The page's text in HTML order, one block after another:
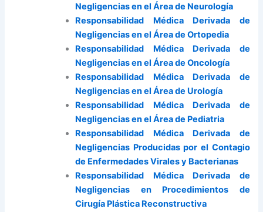
Negligencias en el Área de Neurología
Responsabilidad Médica Derivada de
Negligencias en el Área de Ortopedia
Responsabilidad Médica Derivada de
Negligencias en el Área de Oncología
Responsabilidad Médica Derivada de
Negligencias en el Área de Urología
Responsabilidad Médica Derivada de
Negligencias en el Área de Pediatria
Responsabilidad Médica Derivada de
Negligencias Producidas por el Contagio
de Enfermedades Virales y Bacterianas
Responsabilidad Médica Derivada de
Negligencias en Procedimientos de
Cirugía Plástica Reconstructiva